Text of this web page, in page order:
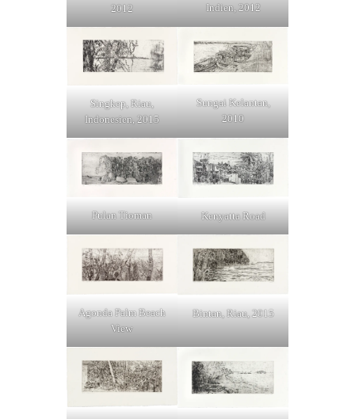
2012
Indien, 2012
Singkep, Riau,
Indonesien, 2015
Sungai Kelantan,
2010
Pulan Tioman Kenyatta Road
Agonda Palm Beach
View
Bintan, Riau, 2015